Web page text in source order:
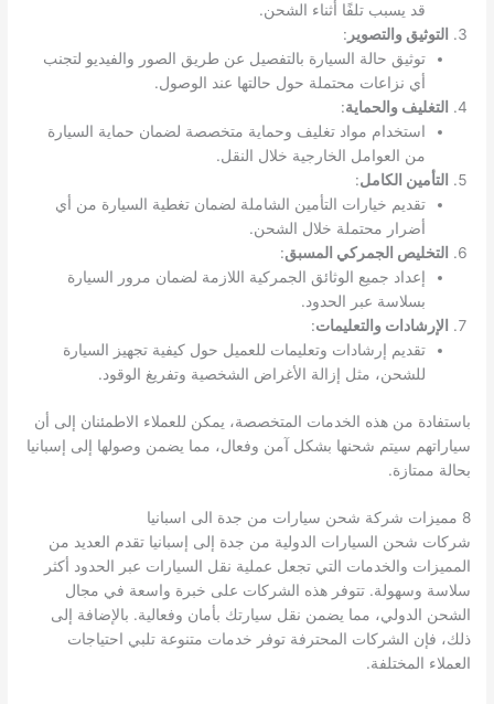
قد يسبب تلفًا أثناء الشحن.
التوثيق والتصوير :
توثيق حالة السيارة بالتفصيل عن طريق الصور والفيديو لتجنب
أي نزاعات محتملة حول حالتها عند الوصول.
التغليف والحماية:
استخدام مواد تغليف وحماية متخصصة لضمان حماية السيارة
من العوامل الخارجية خلال النقل.
التأمين الكامل:
تقديم خيارات التأمين الشاملة لضمان تغطية السيارة من أي
أضرار محتملة خلال الشحن.
التخليص الجمركي المسبق:
إعداد جميع الوثائق الجمركية اللازمة لضمان مرور السيارة
بسلاسة عبر الحدود.
الإرشادات والتعليمات:
تقديم إرشادات وتعليمات للعميل حول كيفية تجهيز السيارة
للشحن، مثل إزالة الأغراض الشخصية وتفريغ الوقود.
باستفادة من هذه الخدمات المتخصصة، يمكن للعملاء الاطمئنان إلى أن
سياراتهم سيتم شحنها بشكل آمن وفعال، مما يضمن وصولها إلى إسبانيا
بحالة ممتازة.
8 مميزات شركة شحن سيارات من جدة الى اسبانيا
شركات شحن السيارات الدولية من جدة إلى إسبانيا تقدم العديد من
المميزات والخدمات التي تجعل عملية نقل السيارات عبر الحدود أكثر
سلاسة وسهولة. تتوفر هذه الشركات على خبرة واسعة في مجال
الشحن الدولي، مما يضمن نقل سيارتك بأمان وفعالية. بالإضافة إلى
ذلك، فإن الشركات المحترفة توفر خدمات متنوعة تلبي احتياجات
العملاء المختلفة.